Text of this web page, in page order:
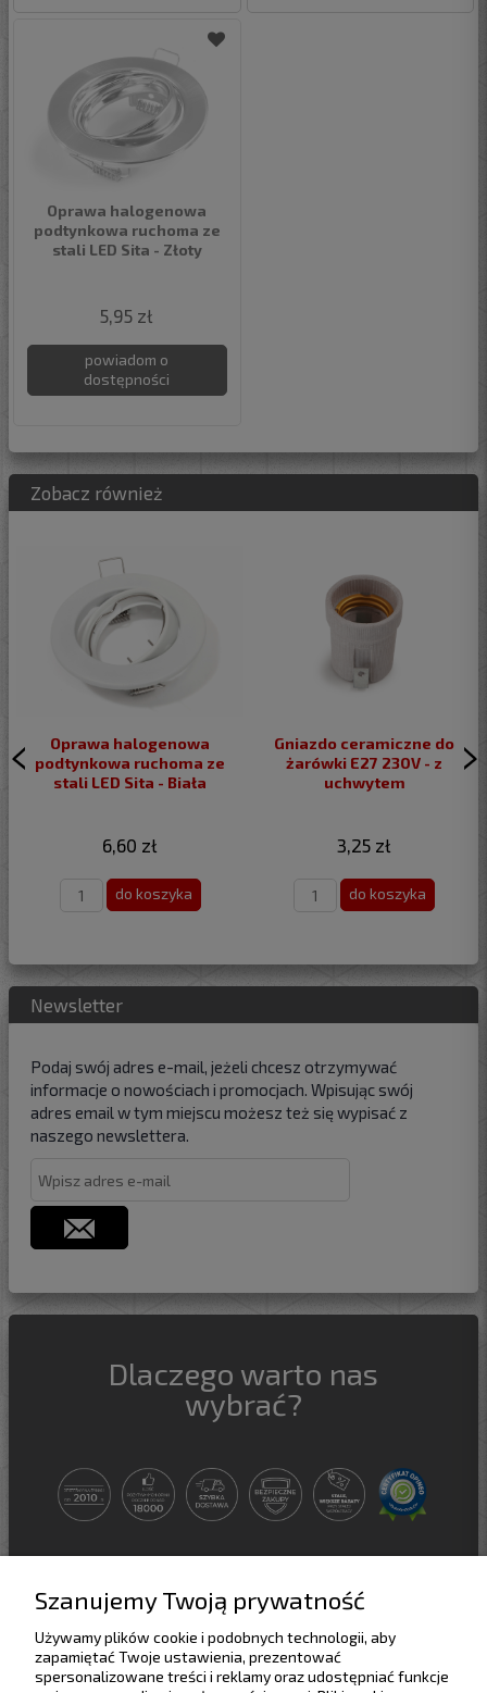
Oprawa halogenowa
podtynkowa ruchoma ze
stali LED Sita - Złoty
5,95 zł
powiadom o
dostępności
Zobacz również
Oprawa halogenowa
podtynkowa ruchoma ze
stali LED Sita - Biała
6,60 zł
do koszyka
Gniazdo ceramiczne do
żarówki E27 230V - z
uchwytem
3,25 zł
do koszyka
Newsletter
Podaj swój adres e-mail, jeżeli chcesz otrzymywać
informacje o nowościach i promocjach. Wpisując swój
adres email w tym miejscu możesz też się wypisać z
naszego newslettera.
Dlaczego warto nas
wybrać?
Pomoc
Szanujemy Twoją prywatność
Używamy plików cookie i podobnych technologii, aby
zapamiętać Twoje ustawienia, prezentować
spersonalizowane treści i reklamy oraz udostępniać funkcje